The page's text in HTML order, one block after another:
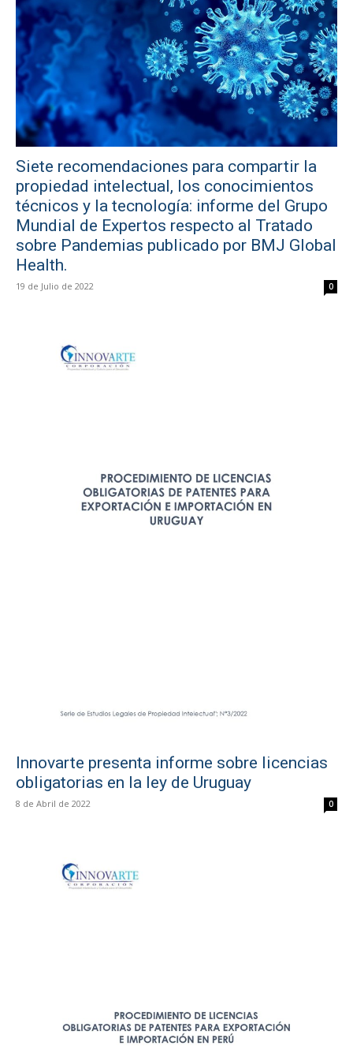
Siete recomendaciones para compartir la
propiedad intelectual, los conocimientos
técnicos y la tecnología: informe del Grupo
Mundial de Expertos respecto al Tratado
sobre Pandemias publicado por BMJ Global
Health.
19 de Julio de 2022 0
Innovarte presenta informe sobre licencias
obligatorias en la ley de Uruguay
8 de Abril de 2022 0